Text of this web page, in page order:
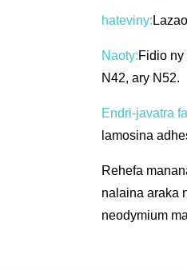
hateviny:
Naoty:Fidio
N42, ary N52.
Endri-javatra
lamosina
Rehefa
nalaina araka
neodymium